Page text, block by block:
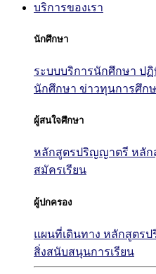
บริการของเรา
นักศึกษา
ระบบบริการนักศึกษา ปฏิ
นักศึกษา ข่าวทุนการศึก
ผู้สนใจศึกษา
หลักสูตรปริญญาตรี หลัก
สมัครเรียน
ผู้ปกครอง
แผนที่เดินทาง หลักสูตร
สิ่งสนับสนุนการเรียน